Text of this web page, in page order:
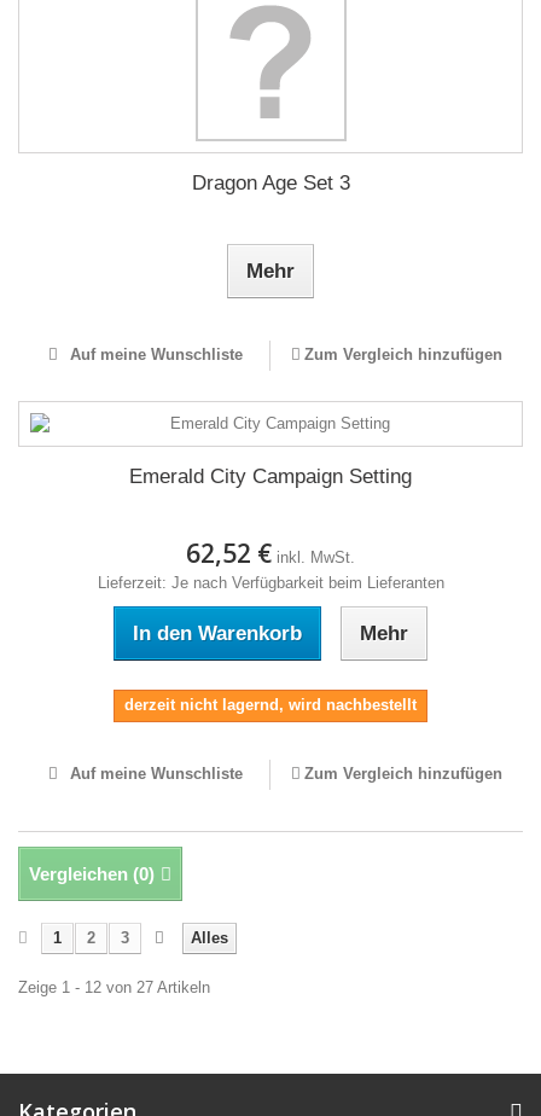
Dragon Age Set 3
Mehr
Auf meine Wunschliste Zum Vergleich hinzufügen
Emerald City Campaign Setting
62,52 € inkl. MwSt.
Lieferzeit: Je nach Verfügbarkeit beim Lieferanten
In den Warenkorb Mehr
derzeit nicht lagernd, wird nachbestellt
Auf meine Wunschliste Zum Vergleich hinzufügen
Vergleichen (0)
Alles
1 2 3
Zeige 1 - 12 von 27 Artikeln